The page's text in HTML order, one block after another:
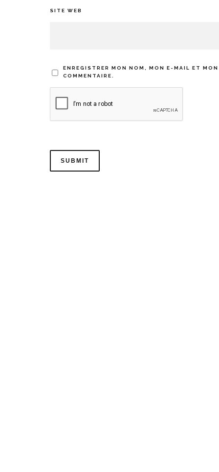
SITE WEB
ENREGISTRER MON NOM, MON E-MAIL ET
COMMENTAIRE.